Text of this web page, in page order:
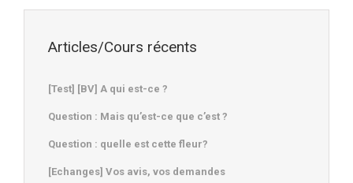
Articles/Cours récents
[Test] [BV] A qui est-ce ?
Question : Mais qu’est-ce que c’est ?
Question : quelle est cette fleur?
[Echanges] Vos avis, vos demandes